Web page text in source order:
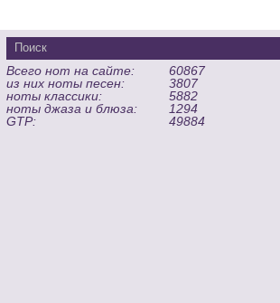
Всего нот на сайте:
60867
из них ноты песен:
3807
ноты классики:
5882
ноты джаза и блюза:
1294
GTP:
49884